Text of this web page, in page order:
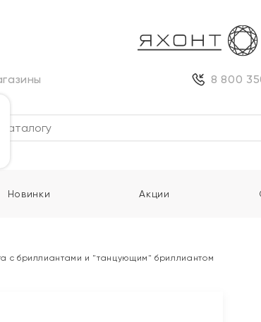
8 800
Новинки Акции
с бриллиантами и "танцующим" бриллиантом